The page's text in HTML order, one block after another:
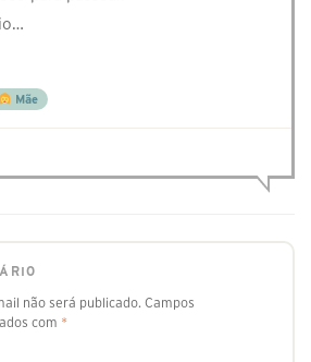
Mãe
não será publicado. Campos
com *